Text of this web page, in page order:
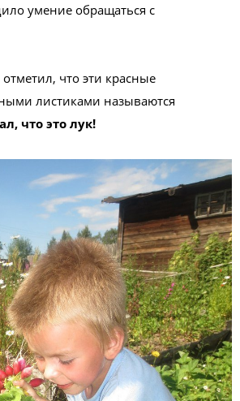
умение обращаться с
что эти красные
листиками называются
что это лук!